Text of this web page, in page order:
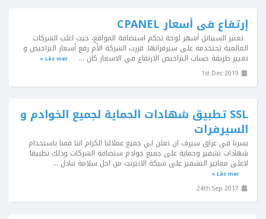
إرتفاع فى أسعار CPANEL
تعتبر السيبانل أشهر لوحة تحكم استضافة المواقع، حيث اغلب الشركات
العالمية تحتخدمه على سيرفراتها. قررت الشركة الأم رفع أسعار التراخيص و
تغيير طريقة حساب التراخيص الارتفاع في الاسعار كان ... Läs mer »
SSL تطبيق شهادات الحماية لجميع الخوادم و
السيرفرات
يسرنا في عراق سيرف ان نعلن لي جميع عملائنا الكرام اننا قمنا باستخدام
شهادات تشفير وحماية على جميع خوادم ستضافة الشركات وذلك تطبيقا
لاعلى معايير التشفير على شبكة الانترنت من اجل سلامة تبادل ...
Läs mer »